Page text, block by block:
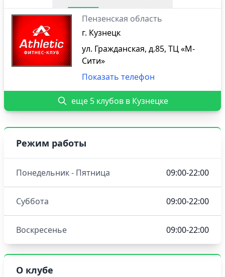
О клубе
Пензенская область
г. Кузнецк
ул. Гражданская, д.85, ТЦ «М-
Сити»
Показать телефон
еще 5 клубов в Кузнецке
Режим работы
Понедельник - Пятница 09:00-22:00
Суббота 09:00-22:00
Воскресенье 09:00-22:00